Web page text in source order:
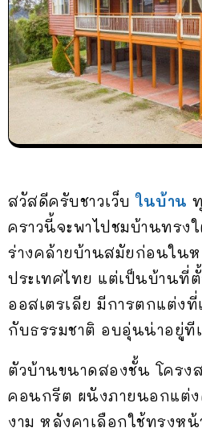
สวัสดีครับชาวเว็บในบ้าน
คราวนี้จะพาไปชมบ้านทร
ร่างคล้ายบ้านสมัยก่อนใน
ประเทศไทย แต่เป็นบ้านที่
ออสเตรเลีย มีการตกแต่ง
กับธรรมชาติ อบอุ่นน่าอยู่ที
ตัวบ้านขนาดสองชั้น โครง
คอนกรีต ผนังภายนอกแต่ง
งาม หลังคาเลือกใช้ทรงหน้